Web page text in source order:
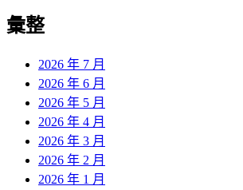
覽
彙整
2026 年 7 月
2026 年 6 月
2026 年 5 月
2026 年 4 月
2026 年 3 月
2026 年 2 月
2026 年 1 月